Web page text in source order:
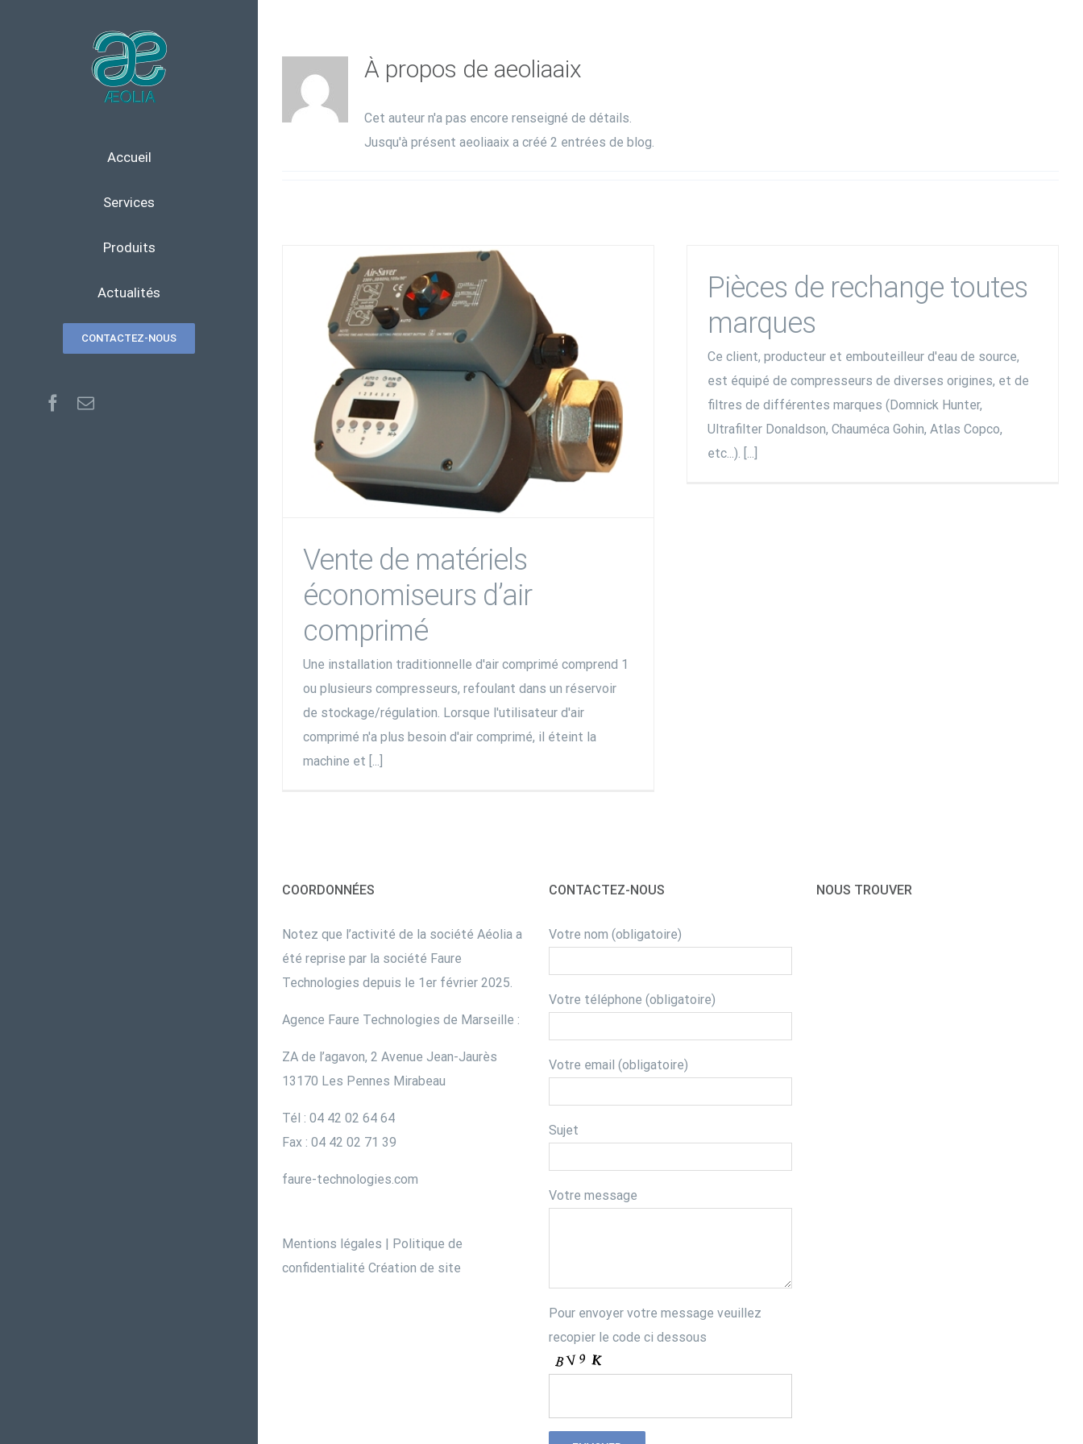
Accueil
Services
Produits
Actualités
CONTACTEZ-NOUS
Facebook
Email
À propos de aeoliaaix
Cet auteur n'a pas encore renseigné de détails.
Jusqu'à présent aeoliaaix a créé 2 entrées de blog.
Vente de matériels
économiseurs d’air
comprimé
Une installation traditionnelle d'air comprimé comprend 1
ou plusieurs compresseurs, refoulant dans un réservoir
de stockage/régulation. Lorsque l'utilisateur d'air
comprimé n'a plus besoin d'air comprimé, il éteint la
machine et [...]
Pièces de rechange toutes
marques
Ce client, producteur et embouteilleur d'eau de source,
est équipé de compresseurs de diverses origines, et de
filtres de différentes marques (Domnick Hunter,
Ultrafilter Donaldson, Chauméca Gohin, Atlas Copco,
etc...). [...]
COORDONNÉES
Notez que l’activité de la société Aéolia a
été reprise par la société Faure
Technologies depuis le 1er février 2025.
Agence Faure Technologies de Marseille :
ZA de l’agavon, 2 Avenue Jean-Jaurès
13170 Les Pennes Mirabeau
Tél : 04 42 02 64 64
Fax : 04 42 02 71 39
faure-technologies.com
Mentions légales | Politique de
confidentialité Création de site
CONTACTEZ-NOUS
Votre nom (obligatoire)
Votre téléphone (obligatoire)
Votre email (obligatoire)
Sujet
Votre message
Pour envoyer votre message veuillez
recopier le code ci dessous
NOUS TROUVER